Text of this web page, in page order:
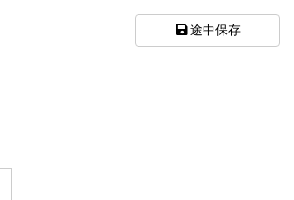
途中保存